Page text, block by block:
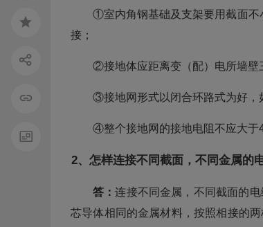
①室内角钢基础及支架要用截面不
接；
②接地体应距离变（配）电所墙壁
③接地网形式以闭合环路式为好，
④整个接地网的接地电阻不应大于4
2、怎样连接不同截面，不同金属的
答：连接不同金属，不同截面的
芯导体相同的金属材料，按照相接的